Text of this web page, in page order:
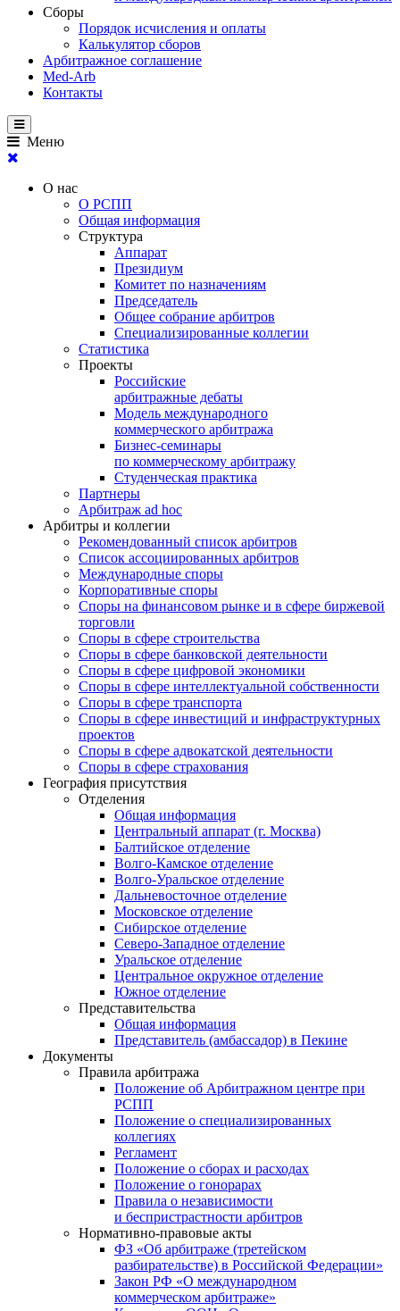
Сборы
Порядок исчисления и оплаты
Калькулятор сборов
Арбитражное соглашение
Med-Arb
Контакты
Меню
О нас
О РСПП
Общая информация
Структура
Аппарат
Президиум
Комитет по назначениям
Председатель
Общее собрание арбитров
Специализированные коллегии
Статистика
Проекты
Российские
арбитражные дебаты
Модель международного
коммерческого арбитража
Бизнес-семинары
по коммерческому арбитражу
Студенческая практика
Партнеры
Арбитраж ad hoc
Арбитры и коллегии
Рекомендованный список арбитров
Список ассоциированных арбитров
Международные споры
Корпоративные споры
Споры на финансовом рынке и в сфере биржевой
торговли
Споры в сфере строительства
Споры в сфере банковской деятельности
Споры в сфере цифровой экономики
Споры в сфере интеллектуальной собственности
Споры в сфере транспорта
Cпоры в сфере инвестиций и инфраструктурных
проектов
Споры в сфере адвокатской деятельности
Споры в сфере страхования
География присутствия
Отделения
Общая информация
Центральный аппарат (г. Москва)
Балтийское отделение
Волго-Камское отделение
Волго-Уральское отделение
Дальневосточное отделение
Московское отделение
Сибирское отделение
Северо-Западное отделение
Уральское отделение
Центральное окружное отделение
Южное отделение
Представительства
Общая информация
Представитель (амбассадор) в Пекине
Документы
Правила арбитража
Положение об Арбитражном центре при
РСПП
Положение о специализированных
коллегиях
Регламент
Положение о сборах и расходах
Положение о гонорарах
Правила о независимости
и беспристрастности арбитров
Нормативно-правовые акты
ФЗ «Об арбитраже (третейском
разбирательстве) в Российской Федерации»
Закон РФ «О международном
коммерческом арбитраже»